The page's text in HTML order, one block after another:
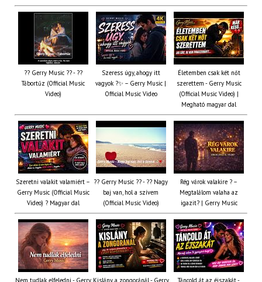
?? Gerry Music ?? - ??
Tábortűz (Official Music
Video)
Szeress úgy, ahogy itt
vagyok ?✨ – Gerry Music |
Official Music Video
Életemben csak két nőt
szerettem - Gerry Music
(Official Music Video) |
Megható magyar dal
Szeretni valakit valamiért –
Gerry Music (Official Music
Video) ? Magyar dal
?? Gerry Music ?? - ?? Nagy
baj van, hol a szívem
(Official Music Video)
Rég várok valakire ? –
Megtalálom valaha az
igazit? | Gerry Music